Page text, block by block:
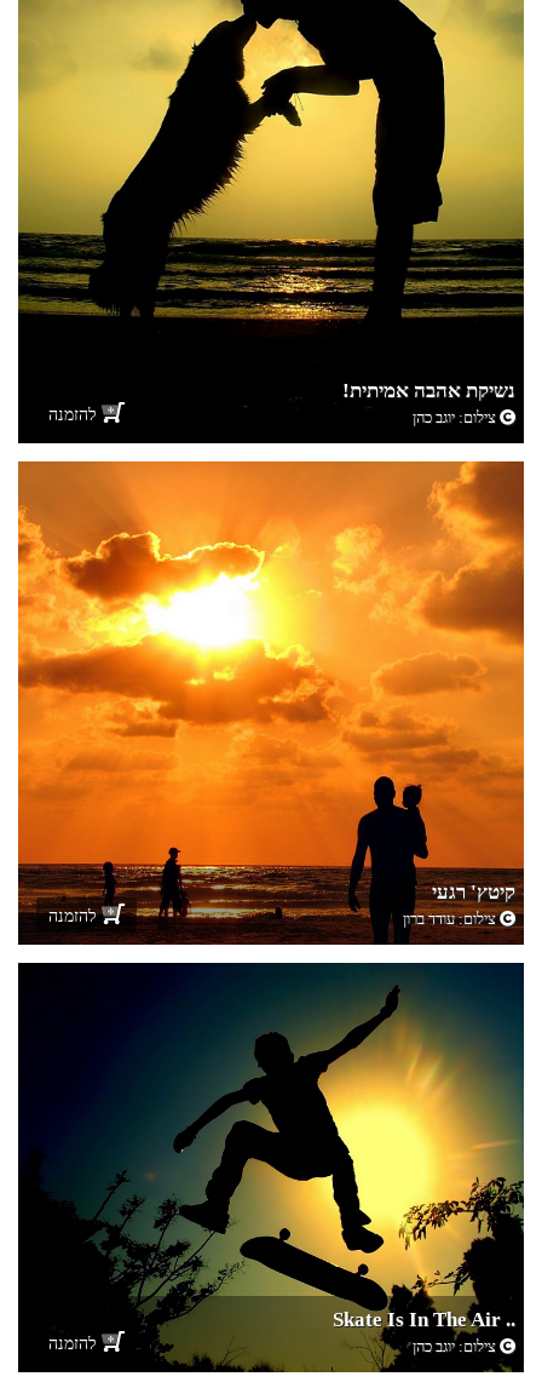
נשיקת אהבה אמיתית!
צילום: יוגב כהן להזמנה
קיטץ' רגעי
צילום:עודד ברון להזמנה
.. Skate Is In The Air
צילום:יוגב כהן להזמנה